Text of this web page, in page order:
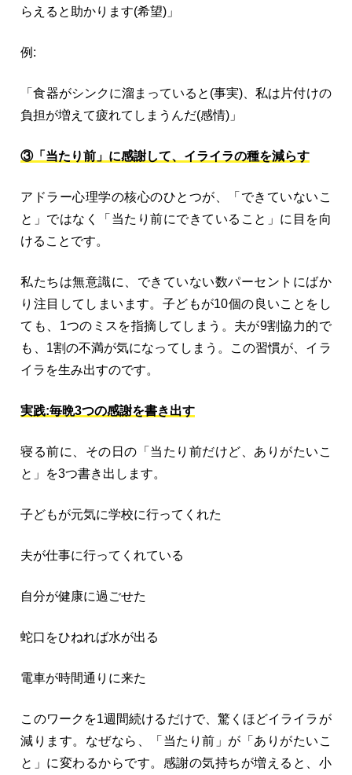
らえると助かります(希望)」
例:
「食器がシンクに溜まっていると(事実)、私は片付けの
負担が増えて疲れてしまうんだ(感情)」
③「当たり前」に感謝して、イライラの種を減らす
アドラー心理学の核心のひとつが、「できていないこ
と」ではなく「当たり前にできていること」に目を向
けることです。
私たちは無意識に、できていない数パーセントにばか
り注目してしまいます。子どもが10個の良いことをし
ても、1つのミスを指摘してしまう。夫が9割協力的で
も、1割の不満が気になってしまう。この習慣が、イラ
イラを生み出すのです。
実践:毎晩3つの感謝を書き出す
寝る前に、その日の「当たり前だけど、ありがたいこ
と」を3つ書き出します。
子どもが元気に学校に行ってくれた
夫が仕事に行ってくれている
自分が健康に過ごせた
蛇口をひねれば水が出る
電車が時間通りに来た
このワークを1週間続けるだけで、驚くほどイライラが
減ります。なぜなら、「当たり前」が「ありがたいこ
と」に変わるからです。感謝の気持ちが増えると、小